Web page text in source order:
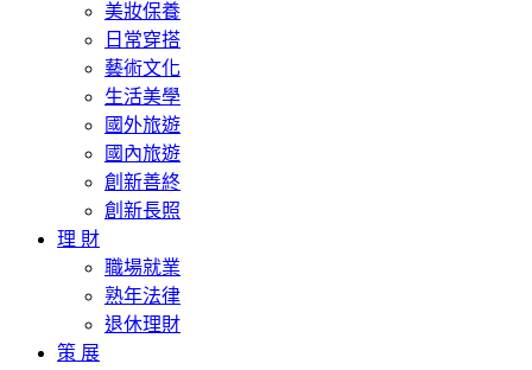
美妝保養
日常穿搭
藝術文化
生活美學
國外旅遊
國內旅遊
創新善終
創新長照
理 財
職場就業
熟年法律
退休理財
策 展